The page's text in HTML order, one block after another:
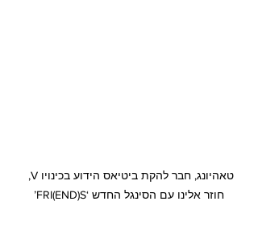
טאהיונג, חבר להקת ביטיאס הידוע בכינויו V,
חוזר אלינו עם הסינגל החדש ‘FRI(END)S’